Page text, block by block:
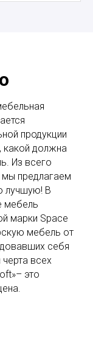
продукции
какой должна
Из всего
предлагаем
лучшую! В
мебель
марки Space
мебель от
себя
всех
это